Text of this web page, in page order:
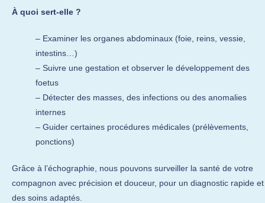
À quoi sert-elle ?
– Examiner les organes abdominaux (foie, reins, vessie,
intestins…)
– Suivre une gestation et observer le développement des
foetus
– Détecter des masses, des infections ou des anomalies
internes
– Guider certaines procédures médicales (prélèvements,
ponctions)
Grâce à l’échographie, nous pouvons surveiller la santé de votre
compagnon avec précision et douceur, pour un diagnostic rapide et
des soins adaptés.